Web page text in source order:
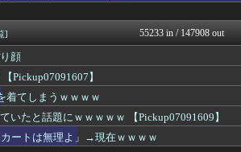
antiq...
ファ板速報
国難にあってもの申す！
展ｗｗｗｗ
気団まとめ-噫無情-｜嫁
答えは？ｗ
歳の少...
道路水没」...
/)；｀ω´)＜国家総動...
不思議.net - 5ch...
らに訴え...
WorldFootball...
] 55233 in / 147908 out
顔
Pickup07091607】
着てしまうｗｗｗｗ
いたと話題にｗｗｗｗｗ 【Pickup07091609】
ートは無理よ」→現在ｗｗｗｗ